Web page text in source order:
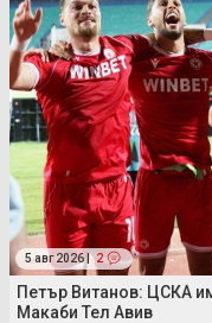
5 авг 2026 | 2
Петър Витанов: ЦСКА
Макаби Тел Авив